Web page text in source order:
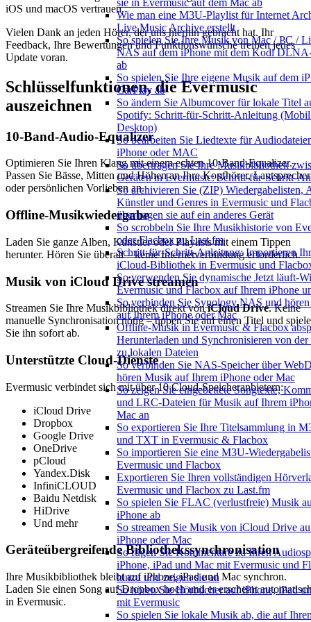
sie in Evermusic auf dem Mac ab
Wie man eine M3U-Playlist für Internet
Live Music Archive erstellt
So spielen Sie Ihre Musik von Mac / PC /
NAS auf dem iPhone mit dem Kodi
ab
So spielen Sie Ihre eigene Musik auf dem
CarPlay ab
So ändern Sie Albumcover für lokale Titel
Spotify: Schritt-für-Schritt-Anleitung
Desktop)
So bearbeiten Sie Liedtexte für
iPhone oder MAC
So übertragen Sie Ihre Musikbibliothek
Geräten in Evermusic: Schritt-für-Schritt-
So archivieren Sie (ZIP) Wiedergabelisten,
Künstler und Genres in Evermusic und
übertragen sie auf ein anderes Gerät
So scrobbeln Sie Ihre Musikhistorie von
oder Flacbox zu Last.fm
Schritt-für-Schritt-Anleitung: Importieren
iCloud-Bibliothek in Evermusic und
So verwenden Sie dynamische Jetzt läuft-
Evermusic und Flacbox auf Ihrem iPhone
So verbinden Sie Synology NAS und
auf Ihrem iPhone oder Mac
Offline-Musik in Evermusic & Flacbox
Herunterladen und Synchronisieren von
zu lokalen Dateien
So verbinden Sie NAS-Speicher über
hören Musik auf Ihrem iPhone oder Mac
So zeigen Sie eingebettete Songtexte,
und LRC-Dateien für Musik auf Ihrem
Mac an
So exportieren Sie Ihre Titelsammlung in
und TXT in Evermusic & Flacbox
So importieren Sie eine M3U-
Evermusic und Flacbox
Exportieren Sie Ihren vollständigen
Evermusic und Flacbox zu Last.fm
So spielen Sie FLAC (verlustfreie) Musik
iPhone ab
So streamen Sie Musik von iCloud Drive
iPhone oder Mac
So fügen Sie Kommentare zu Ihren
iPhone, iPad und Mac mit Evermusic und
hinzu und zeigen sie an
So hören Sie Hörbücher auf iPhone, iPad
mit Evermusic
So spielen Sie lokale Musik ab, die auf
iOS und macOS vertrauen.
Vielen Dank an jeden Hörer, der uns hierhin gebracht hat. Ihr
Feedback, Ihre Bewertungen und Funktionswünsche treiben jedes
Update voran.
Schlüsselfunktionen, die Evermusic
auszeichnen
10-Band-Audio-Equalizer
Optimieren Sie Ihren Klang mit einem echten 10-Band-Equalizer.
Passen Sie Bässe, Mitten und Höhen an Ihre Kopfhörer, Lautsprecher
oder persönlichen Vorlieben an.
Offline-Musikwiedergabe
Laden Sie ganze Alben, Künstler oder Playlists mit einem Tippen
herunter. Hören Sie überall – keine Internetverbindung erforderlich.
Musik von iCloud Drive streamen
Streamen Sie Ihre Musikbibliothek direkt voniCloud Drive. Keine
manuelle Synchronisation nötig – tippen Sie auf einen Titel und
Sie ihn sofort ab.
Unterstützte Cloud-Dienste
Evermusic verbindet sich mit über 10 Cloud-Speicheranbietern:
iCloud Drive
Dropbox
Google Drive
OneDrive
pCloud
Yandex.Disk
InfiniCLOUD
Baidu Netdisk
HiDrive
Und mehr
Geräteübergreifende Bibliothekssynchronisation
Ihre Musikbibliothek bleibt auf iPhone, iPad und Mac synchron.
Laden Sie einen Song auf Dropbox hoch und er erscheint
in Evermusic.